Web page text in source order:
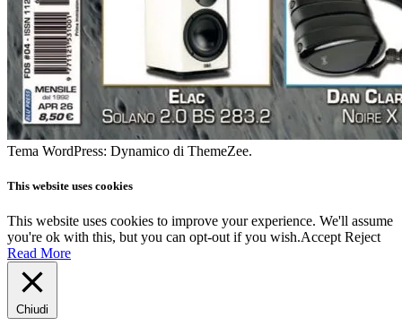
Tema WordPress: Dynamico di ThemeZee.
This website uses cookies
This website uses cookies to improve your experience. We'll assume
you're ok with this, but you can opt-out if you wish.Accept Reject
Read More
Chiudi